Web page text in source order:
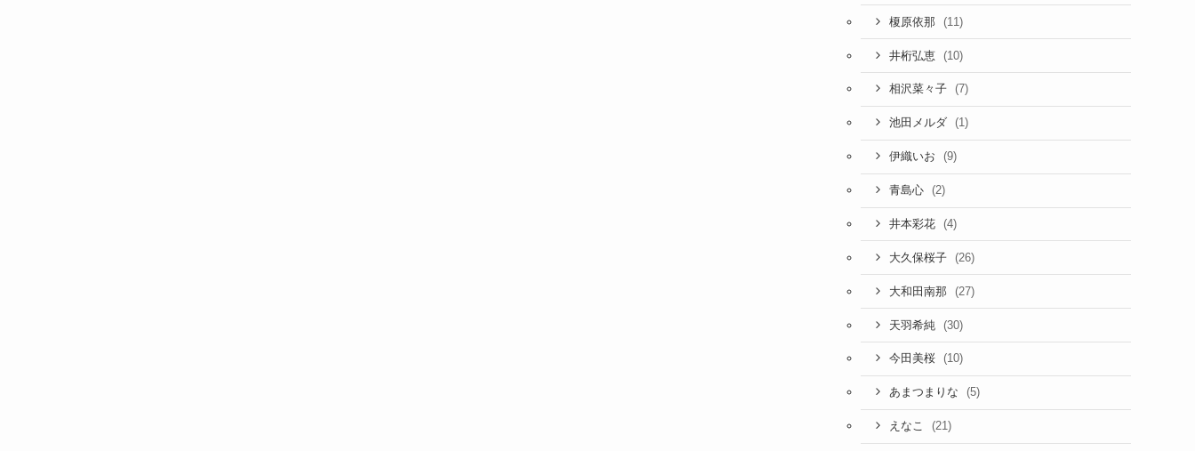
榎原依那 (11)
井桁弘恵 (10)
相沢菜々子 (7)
池田メルダ (1)
伊織いお (9)
青島心 (2)
井本彩花 (4)
大久保桜子 (26)
大和田南那 (27)
天羽希純 (30)
今田美桜 (10)
あまつまりな (5)
えなこ (21)